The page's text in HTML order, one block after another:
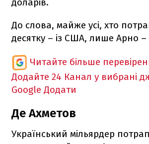
До слова, майже усі, хто
десятку – із США, лише Арно –
Читайте більше
Додайте 24 Канал у вибрані
Google Додати
Де Ахметов
Український мільярдер